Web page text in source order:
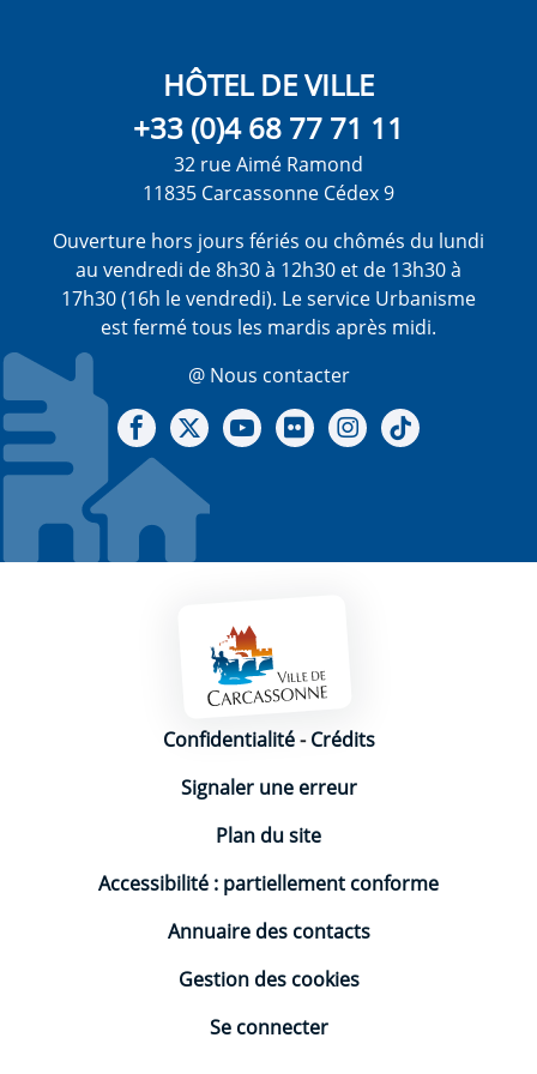
HÔTEL DE VILLE
+33 (0)4 68 77 71 11
32 rue Aimé Ramond
11835 Carcassonne Cédex 9
Ouverture hors jours fériés ou chômés du lundi
au vendredi de 8h30 à 12h30 et de 13h30 à
17h30 (16h le vendredi). Le service Urbanisme
est fermé tous les mardis après midi.
@ Nous contacter
Notre Facebook
Notre X - (twitter)
Notre chaine Youtube
Notre Gallerie sur Flickr
Notre Instagram
Mentions légales
Confidentialité-Crédits
Signaler une erreur
Plan du site
Accessibilité : partiellement conforme
Annuaire des contacts
Gestion des cookies
Se connecter